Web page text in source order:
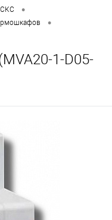
•
•
1-D05-